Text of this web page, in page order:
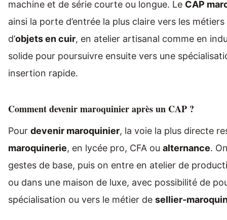
machine et de série courte ou longue. Le CAP
ainsi la porte d’entrée la plus claire vers les
d’objets en cuir, en atelier artisanal comme en
solide pour poursuivre ensuite vers une
insertion rapide.
Comment devenir maroquinier après un CAP ?
Pour devenir maroquinier, la voie la plus directe
maroquinerie, en lycée pro, CFA ou alternance.
gestes de base, puis on entre en atelier de
ou dans une maison de luxe, avec possibilité de
spécialisation ou vers le métier de sellier-